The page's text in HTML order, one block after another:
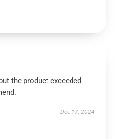
the product exceeded
Dec 17, 2024